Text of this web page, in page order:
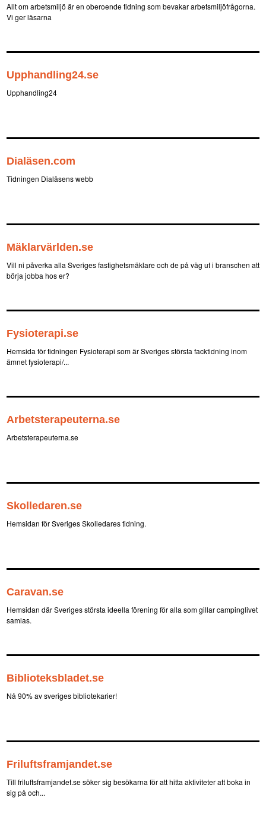
Allt om arbetsmiljö är en oberoende tidning som bevakar arbetsmiljöfrågorna.
Vi ger läsarna
Upphandling24.se
Upphandling24
Dialäsen.com
Tidningen Dialäsens webb
Mäklarvärlden.se
Vill ni påverka alla Sveriges fastighetsmäklare och de på väg ut i branschen att
börja jobba hos er?
Fysioterapi.se
Hemsida för tidningen Fysioterapi som är Sveriges största facktidning inom
ämnet fysioterapi/...
Arbetsterapeuterna.se
Arbetsterapeuterna.se
Skolledaren.se
Hemsidan för Sveriges Skolledares tidning.
Caravan.se
Hemsidan där Sveriges största ideella förening för alla som gillar campinglivet
samlas.
Biblioteksbladet.se
Nå 90% av sveriges bibliotekarier!
Friluftsframjandet.se
Till friluftsframjandet.se söker sig besökarna för att hitta aktiviteter att boka in
sig på och...